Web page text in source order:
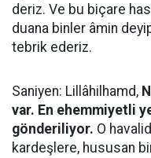
deriz. Ve bu biçare
duana binler âmin
tebrik ederiz.
Saniyen: Lillâhilhamd,
var. En ehemmiyetli
gönderiliyor. O
kardeşlere, hususan